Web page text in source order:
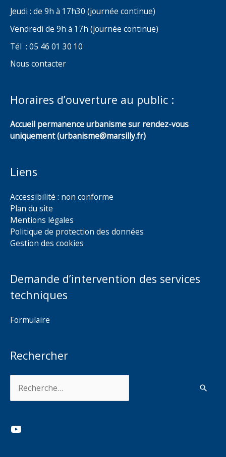
Jeudi : de 9h à 17h30 (journée continue)
Vendredi de 9h à 17h (journée continue)
Tél : 05 46 01 30 10
Nous contacter
Horaires d’ouverture au public :
Accueil permanence urbanisme sur rendez-vous
uniquement (urbanisme@marsilly.fr)
Liens
Accessibilité : non conforme
Plan du site
Mentions légales
Politique de protection des données
Gestion des cookies
Demande d’intervention des services
techniques
Formulaire
Rechercher
YouTube